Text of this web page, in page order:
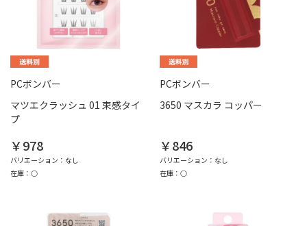
PCボンバー
マツエクラッシュ 01 束感タイ
プ
￥978
バリエーション：なし
在庫：○
PCボンバー
3650 マスカラ コッパー
￥846
バリエーション：なし
在庫：○